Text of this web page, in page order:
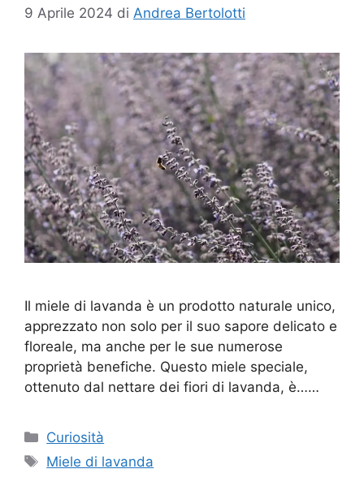
9 Aprile 2024 di Andrea Bertolotti
Il miele di lavanda è un prodotto naturale unico,
apprezzato non solo per il suo sapore delicato e
floreale, ma anche per le sue numerose
proprietà benefiche. Questo miele speciale,
ottenuto dal nettare dei fiori di lavanda, è……
Categorie
Curiosità
Tag
Miele di lavanda